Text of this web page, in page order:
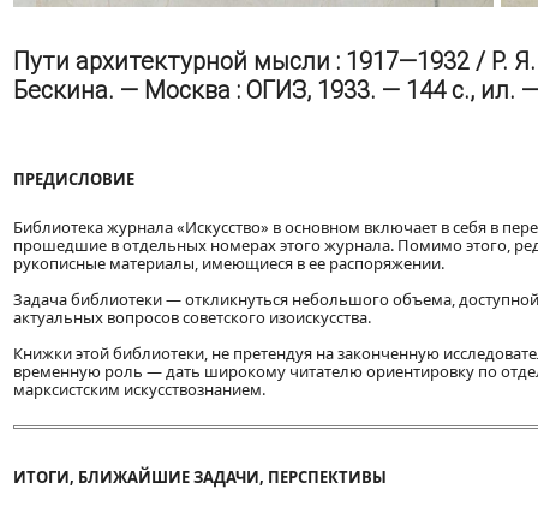
Пути архитектурной мысли : 1917—1932 / Р.
Бескина. — Москва : ОГИЗ, 1933. — 144 с., ил.
ПРЕДИСЛОВИЕ
Библиотека журнала «Искусство» в основном включает в себя в
прошедшие в отдельных номерах этого журнала. Помимо этого,
рукописные материалы, имеющиеся в ее распоряжении.
Задача библиотеки — откликнуться небольшого объема,
актуальных вопросов советского изоискусства.
Книжки этой библиотеки, не претендуя на законченную
временную роль — дать широкому читателю ориентировку по
марксистским искусствознанием.
ИТОГИ, БЛИЖАЙШИЕ ЗАДАЧИ, ПЕРСПЕКТИВЫ